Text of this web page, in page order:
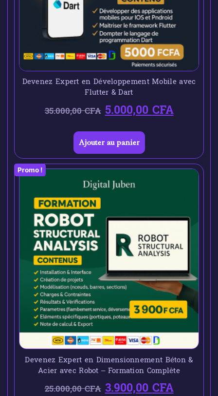
Devenez Expert en Développement Mobile avec
Flutter & Dart
35.000,00CFA 5.000,00CFA
Ajouter au panier
Promo !
Devenez Expert en Dimensionnement Béton &
Acier avec Robot – Formation Complète
25.000,00CFA 3.900,00CFA